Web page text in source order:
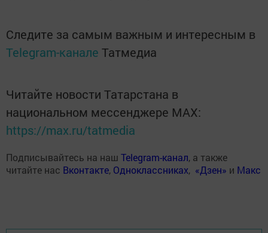
Следите за самым важным и интересным в
Telegram-канале Татмедиа
Читайте новости Татарстана в
национальном мессенджере MАХ:
https://max.ru/tatmedia
Подписывайтесь на наш Telegram-канал, а также
читайте нас Вконтакте, Одноклассниках, «Дзен» и Макс